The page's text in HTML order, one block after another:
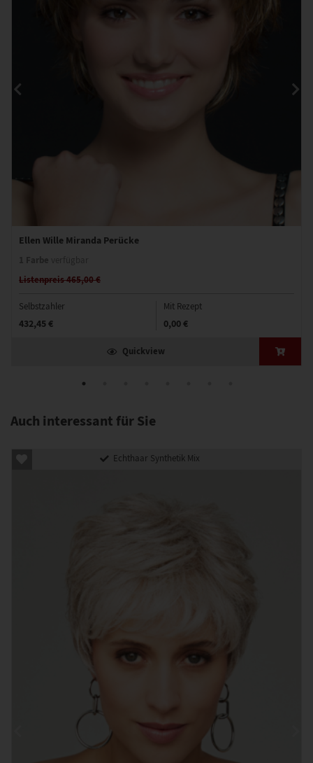
Ellen Wille Miranda Perücke
Listenpreis 465,00 €
Selbstzahler
432,45 €
Mit Rezept
0,00 €
Quickview
Auch interessant für Sie
Echthaar Synthetik Mix